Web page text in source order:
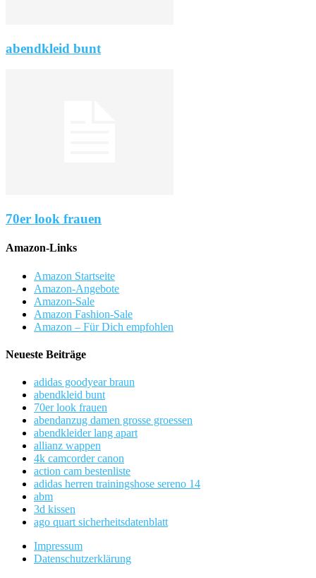
abendkleid bunt
70er look frauen
Amazon-Links
Amazon Startseite
Amazon-Angebote
Amazon-Sale
Amazon Fashion-Sale
Amazon – Für Dich empfohlen
Neueste Beiträge
adidas goodyear braun
abendkleid bunt
70er look frauen
abendanzug damen grosse groessen
abendkleider lang apart
allianz wappen
4k camcorder canon
action cam bestenliste
adidas herren trainingshose sereno 14
abm
3d kissen
ago quart sicherheitsdatenblatt
Impressum
Datenschutzerklärung